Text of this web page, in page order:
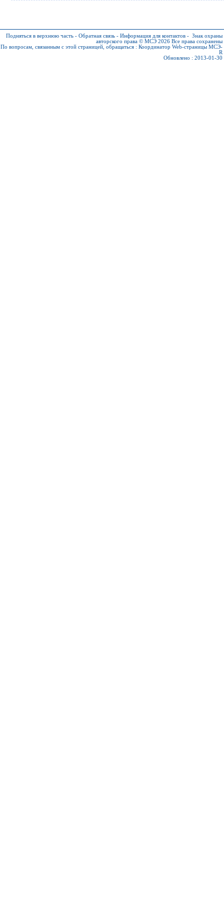
Подняться в верхнюю часть - Обратная связь - Информация для контактов - Знак охраны
авторского права © МСЭ 2026 Все права сохранены
По вопросам, связанным с этой страницей, обращаться : Координатор Web-страницы МСЭ-
R
Обновлено : 2013-01-30